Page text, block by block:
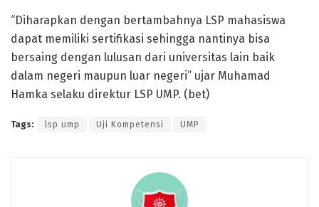
“Diharapkan dengan bertambahnya LSP mahasiswa
dapat memiliki sertifikasi sehingga nantinya bisa
bersaing dengan lulusan dari universitas lain baik
dalam negeri maupun luar negeri” ujar Muhamad
Hamka selaku direktur LSP UMP. (bet)
Tags: lsp ump Uji Kompetensi UMP